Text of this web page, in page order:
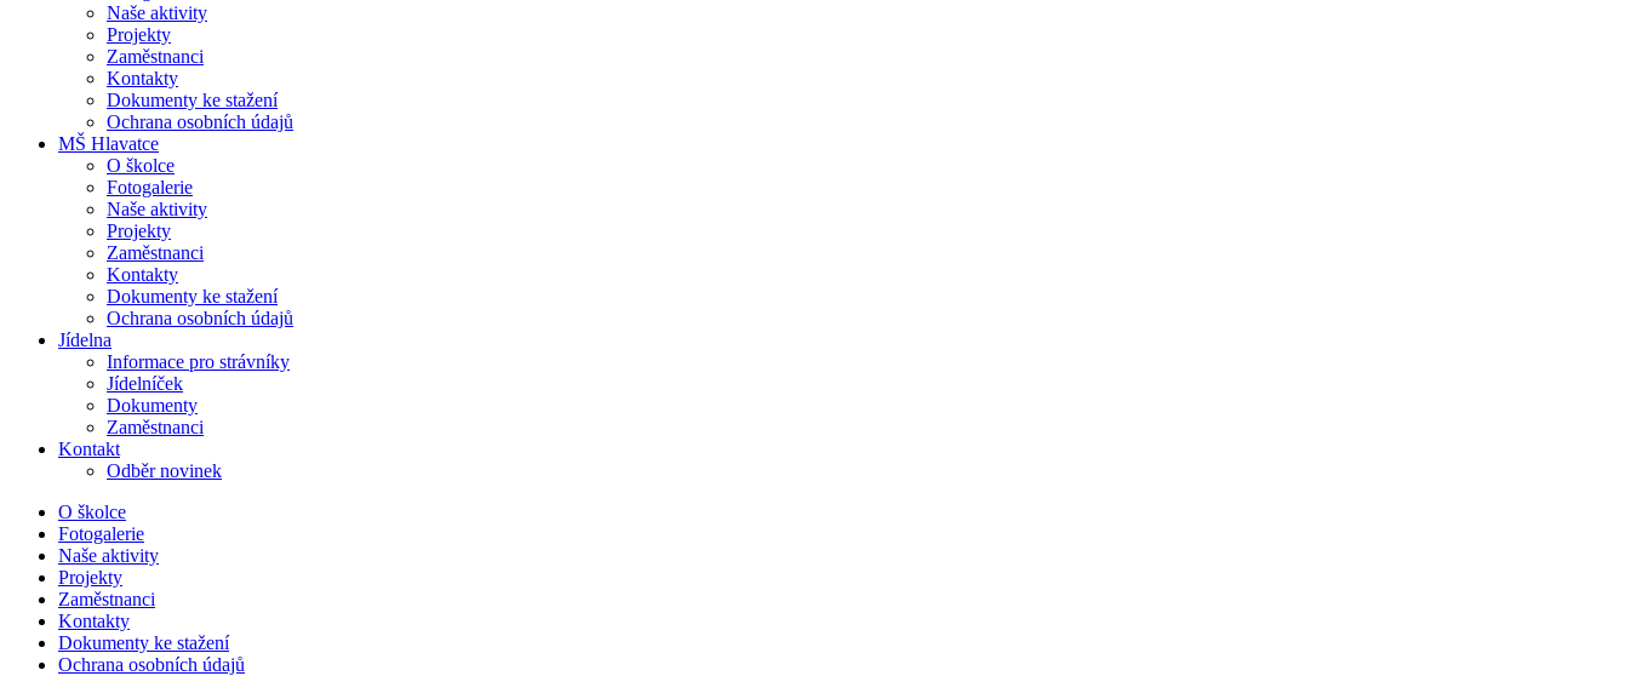
Naše aktivity
Projekty
Zaměstnanci
Kontakty
Dokumenty ke stažení
Ochrana osobních údajů
MŠ Hlavatce
O školce
Fotogalerie
Naše aktivity
Projekty
Zaměstnanci
Kontakty
Dokumenty ke stažení
Ochrana osobních údajů
Jídelna
Informace pro strávníky
Jídelníček
Dokumenty
Zaměstnanci
Kontakt
Odběr novinek
O školce
Fotogalerie
Naše aktivity
Projekty
Zaměstnanci
Kontakty
Dokumenty ke stažení
Ochrana osobních údajů